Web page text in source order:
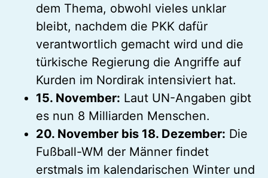
dem Thema, obwohl vieles unklar
bleibt, nachdem die PKK dafür
verantwortlich gemacht wird und die
türkische Regierung die Angriffe auf
Kurden im Nordirak intensiviert hat.
15. November: Laut UN-Angaben gibt
es nun 8 Milliarden Menschen.
20. November bis 18. Dezember: Die
Fußball-WM der Männer findet
erstmals im kalendarischen Winter und